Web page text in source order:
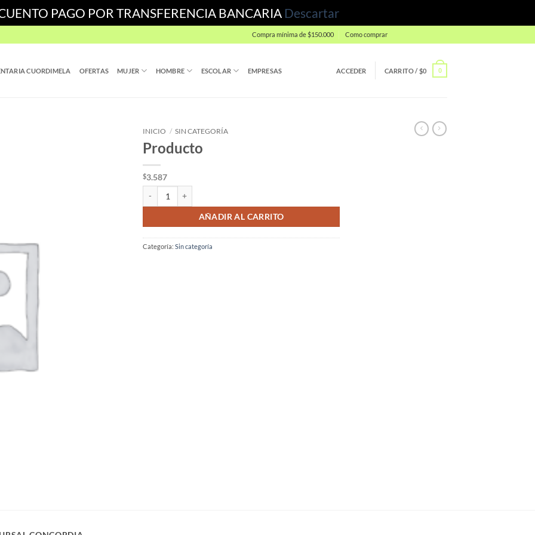
PAGO POR TRANSFERENCIA BANCARIA Descartar
Compra mínima de $150.000 Como comprar
CUORDIMELA OFERTAS MUJER HOMBRE ESCOLAR EMPRESAS ACCEDER CARRITO /$0 0
INICIO / SIN CATEGORÍA
Producto
$3.587
AÑADIR AL CARRITO
Categoría: Sin categoría